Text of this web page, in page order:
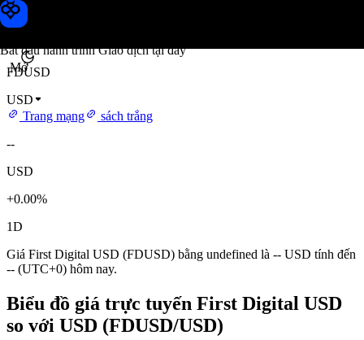
Bắt đầu hành trình Giao dịch tại đây
Mở
Giá First Digital USD
FDUSD
USD
Trang mạng
sách trắng
--
USD
+0.00%
1D
Giá First Digital USD (FDUSD) bằng undefined là -- USD tính đến
-- (UTC+0) hôm nay.
Biểu đồ giá trực tuyến First Digital USD
so với USD (FDUSD/USD)